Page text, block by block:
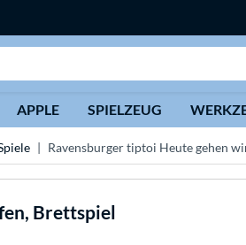
APPLE SPIELZEUG
Ravensburger tiptoi Heute gehen
Brettspiel